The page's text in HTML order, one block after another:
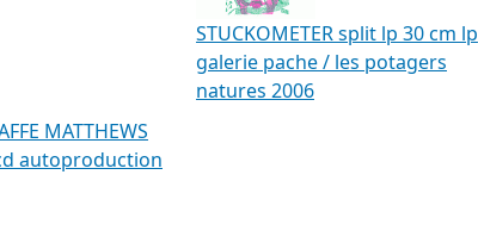
STUCKOMETER split lp 30 cm lp
galerie pache / les potagers
natures 2006
MATTHEWS
autoproduction